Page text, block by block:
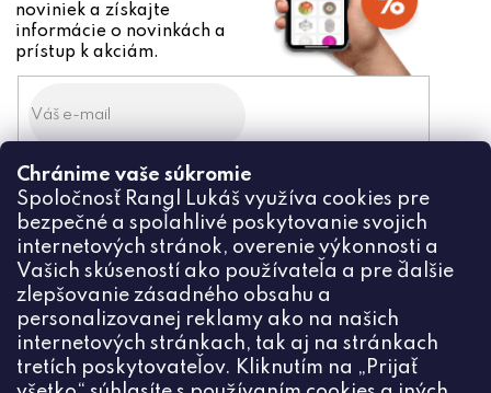
Chránime vaše súkromie
Spoločnosť Rangl Lukáš využíva cookies pre
bezpečné a spoľahlivé poskytovanie svojich
internetových stránok, overenie výkonnosti a
Vašich skúseností ako používateľa a pre ďalšie
zlepšovanie zásadného obsahu a
personalizovanej reklamy ako na našich
internetových stránkach, tak aj na stránkach
tretích poskytovateľov. Kliknutím na „Prijať
noviniek a získajte
informácie o novinkách a
prístup k akciám.
Odoslaním súhlasíte zo
spracovaním osobných údajov
PRIHLÁSIŤ
Kontakt